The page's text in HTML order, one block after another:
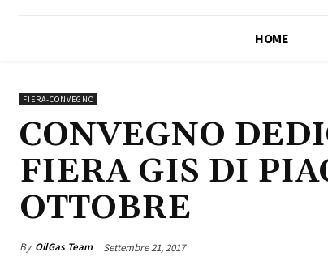
HOME
FIERA-CONVEGNO
CONVEGNO
FIERA GIS DI
OTTOBRE
By OilGas Team Settembre 21, 2017